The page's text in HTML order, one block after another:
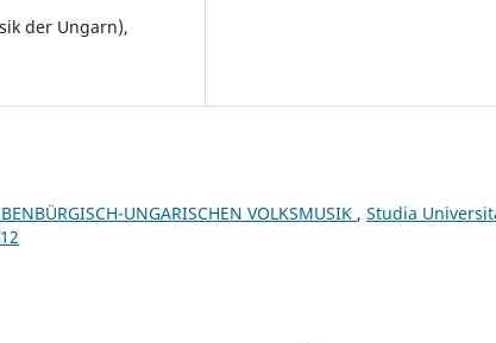
der Ungarn),
UNGARISCHEN VOLKSMUSIK , Studia